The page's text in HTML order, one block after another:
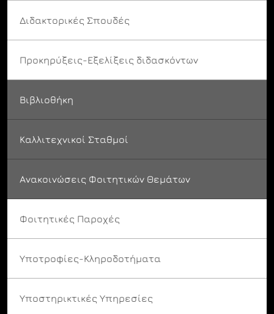
Διδακτορικές Σπουδές
Προκηρύξεις-Εξελίξεις διδασκόντων
Βιβλιοθήκη
Καλλιτεχνικοί Σταθμοί
Ανακοινώσεις Φοιτητικών Θεμάτων
Φοιτητικές Παροχές
Υποτροφίες-Κληροδοτήματα
Υποστηρικτικές Υπηρεσίες